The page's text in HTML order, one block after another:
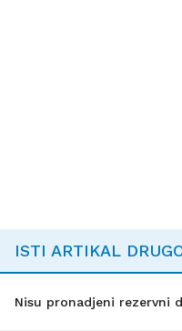
ISTI ARTIKAL
Nisu pronadjeni rezervni